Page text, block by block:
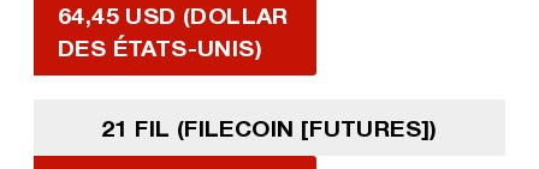
64,45 USD (DOLLAR
DES ÉTATS-UNIS)
21 FIL (FILECOIN [FUTURES])